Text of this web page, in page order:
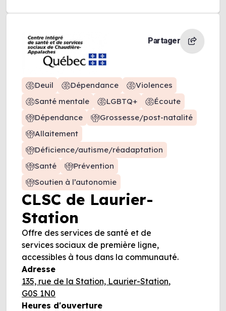
CLSC de Laurier-
Station
Partager
Deuil Dépendance
Violences
Santé mentale
LGBTQ+
Écoute
Dépendance
Grossesse/post-natalité
Allaitement
Déficience/autisme/réadaptation
Santé
Prévention
Soutien à l’autonomie
Offre des services de santé et de
services sociaux de première ligne,
accessibles à tous dans la communauté.
Adresse
135, rue de la Station, Laurier-Station,
G0S 1N0
Heures d'ouverture